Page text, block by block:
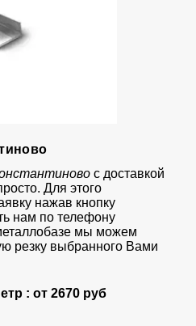
с доставкой
Для этого
нажав кнопку
нам по телефону
мы можем
резку выбранного Вами
: от2670 руб